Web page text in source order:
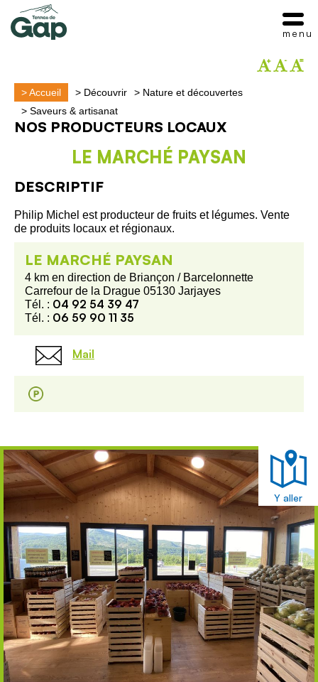
>Accueil > Découvrir > Nature et découvertes
> Saveurs & artisanat
NOS PRODUCTEURS LOCAUX
LE MARCHÉ PAYSAN
DESCRIPTIF
Philip Michel est producteur de fruits et légumes. Vente
de produits locaux et régionaux.
LE MARCHÉ PAYSAN
4 km en direction de Briançon / Barcelonnette
Carrefour de la Drague 05130 Jarjayes
Tél. : 04 92 54 39 47
Tél. : 06 59 90 11 35
Mail
Y aller
menu